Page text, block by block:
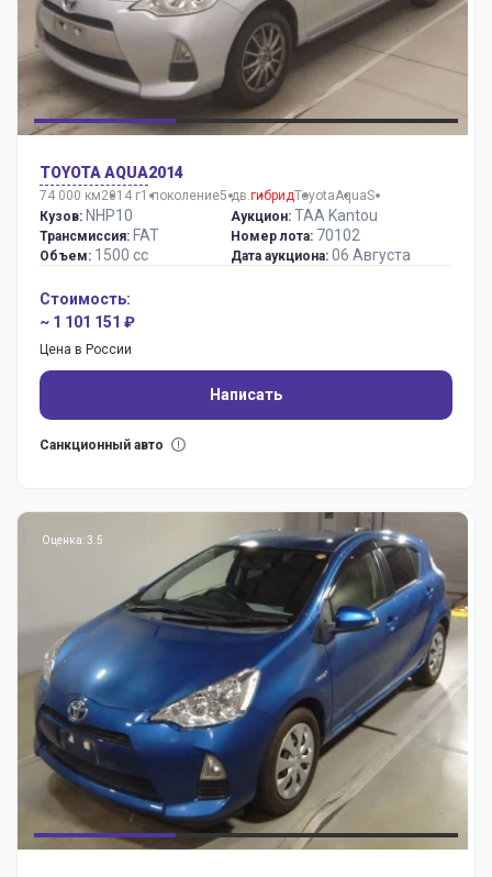
TOYOTA AQUA2014
74 000 км2014 г1 поколение5 дв. гибридToyotaAquaS
Кузов: NHP10
Трансмиссия: FAT
Объем: 1500 сс
Аукцион: TAA Kantou
Номер лота: 70102
Дата аукциона: 06 Августа
Стоимость:
~ 1 101 151 ₽
Цена в России
Написать
Санкционный авто
Оценка: 3.5